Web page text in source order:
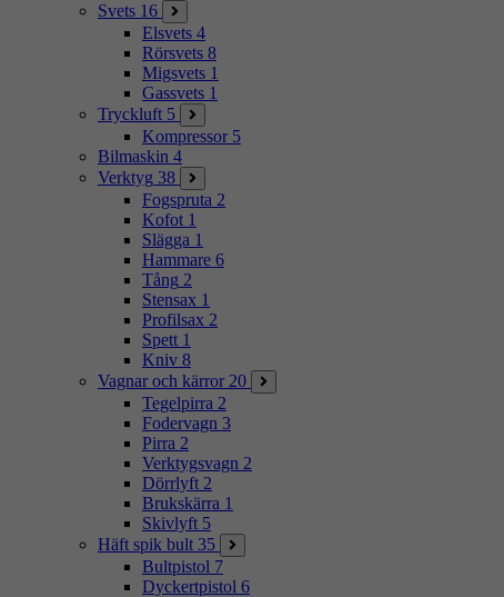
Svets 16
Elsvets 4
Rörsvets 8
Migsvets 1
Gassvets 1
Tryckluft 5
Kompressor 5
Bilmaskin 4
Verktyg 38
Fogspruta 2
Kofot 1
Slägga 1
Hammare 6
Tång 2
Stensax 1
Profilsax 2
Spett 1
Kniv 8
Vagnar och kärror 20
Tegelpirra 2
Fodervagn 3
Pirra 2
Verktygsvagn 2
Dörrlyft 2
Brukskärra 1
Skivlyft 5
Häft spik bult 35
Bultpistol 7
Dyckertpistol 6